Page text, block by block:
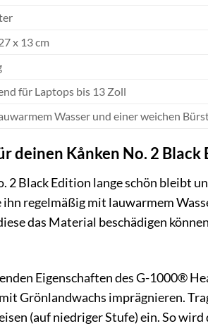
x 13 cm
für Laptops bis 13 Zoll
Wasser und einer weichen
deinen Kånken No. 2 Black
2 Black Edition lange schön bleibt
regelmäßig mit lauwarmem
das Material beschädigen
Eigenschaften des G-1000®
Grönlandwachs imprägnieren.
(auf niedriger Stufe) ein. So